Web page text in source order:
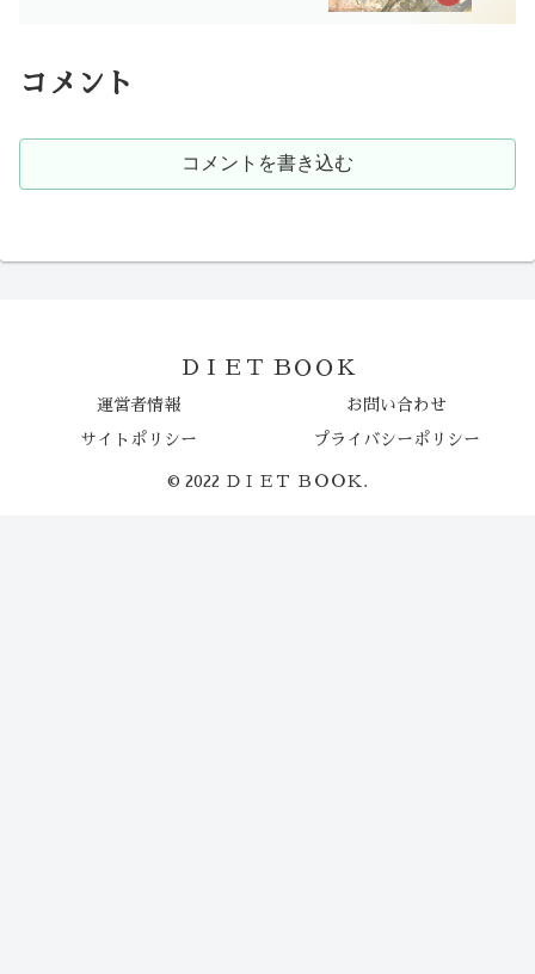
コメント
コメントを書き込む
ＤＩＥＴ ＢＯＯＫ
運営者情報 お問い合わせ
サイトポリシー プライバシーポリシー
© 2022 ＤＩＥＴ ＢＯＯＫ.